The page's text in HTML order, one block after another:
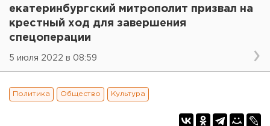
екатеринбургский митрополит призвал на
крестный ход для завершения
спецоперации
5 июля 2022 в 08:59
Политика Общество Культура